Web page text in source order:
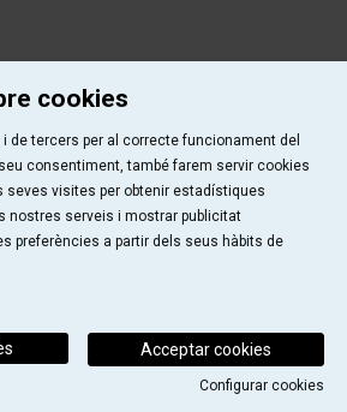
cookies
de tercers per al correcte funcionament del
consentiment, també farem servir cookies
seves visites per obtenir estadístiques
nostres serveis i mostrar publicitat
preferències a partir dels seus hàbits de
Acceptar cookies
Configurar cookies